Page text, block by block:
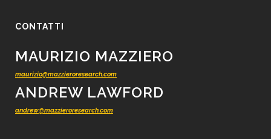
CONTATTI
MAURIZIO MAZZIERO
maurizio@mazzieroresearch.com
ANDREW LAWFORD
andrew@mazzieroresearch.com